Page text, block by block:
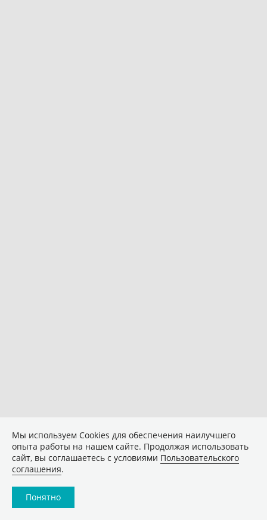
Мы используем Сookies для обеспечения наилучшего
опыта работы на нашем сайте. Продолжая использовать
сайт, вы соглашаетесь с условиями Пользовательского
соглашения.
Понятно